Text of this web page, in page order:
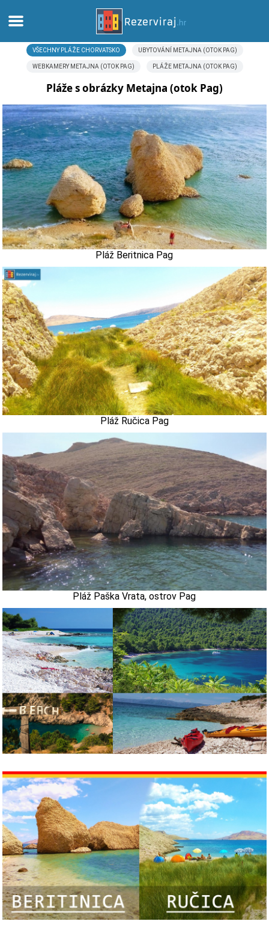
Domů
Apartmány
Turistické informace
Pláže
Webkamery
Seznamte se s Chorvatskem
Muzea
VŠECHNY PLÁŽE CHORVATSKO UBYTOVÁNÍ METAJNA (OTOK PAG)
WEBKAMERY METAJNA (OTOK PAG) PLÁŽE METAJNA (OTOK PAG)
Pláže s obrázky Metajna (otok Pag)
Pláž Beritnica Pag
Pláž Ručica Pag
Pláž Paška Vrata, ostrov Pag